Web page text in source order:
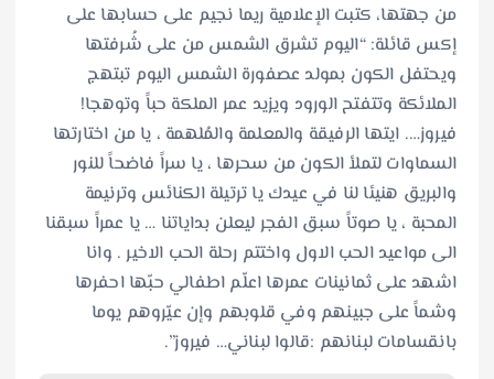
من جهتها، كتبت الإعلامية ريما نجيم على حسابها على
إكس قائلة: “اليوم تشرق الشمس من على شُرفتها
ويحتفل الكون بمولد عصفورة الشمس اليوم تبتهج
الملائكة وتتفتح الورود ويزيد عمر الملكة حباً وتوهجا!
فيروز…. ايتها الرفيقة والمعلمة والمُلهمة ، يا من اختارتها
السماوات لتملأ الكون من سحرها ، يا سراً فاضحاً للنور
والبريق هنيئا لنا في عيدك يا ترتيلة الكنائس وترنيمة
المحبة ، يا صوتاً سبق الفجر ليعلن بداياتنا … يا عمراً سبقنا
الى مواعيد الحب الاول واختتم رحلة الحب الاخير . وانا
اشهد على ثمانينات عمرها اعلّم اطفالي حبّها احفرها
وشماً على جبينهم وفي قلوبهم وإن عيّروهم يوما
بانقسامات لبنانهم :قالوا لبناني… فيروز”.